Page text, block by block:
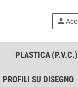
person
PLASTICA (P.V.C.)
PROFILI SU DISEGNO